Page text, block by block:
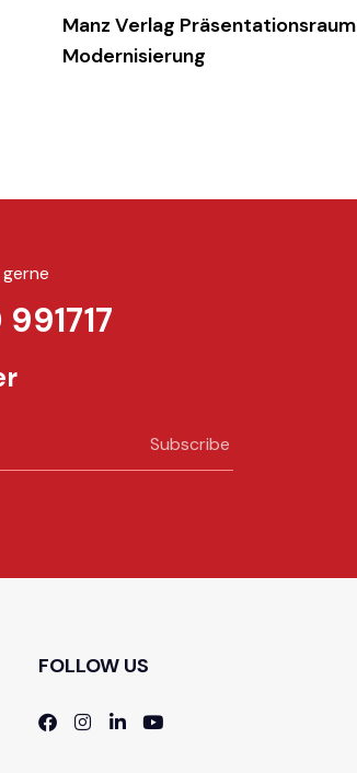
Manz Verlag Präsentationsraum
Modernisierung
Subscribe
FOLLOW US